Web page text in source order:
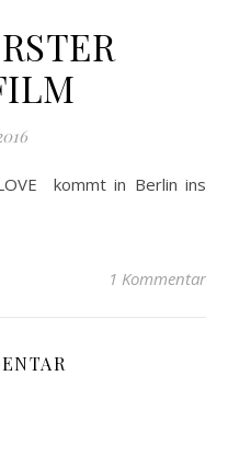
1 Kommentar